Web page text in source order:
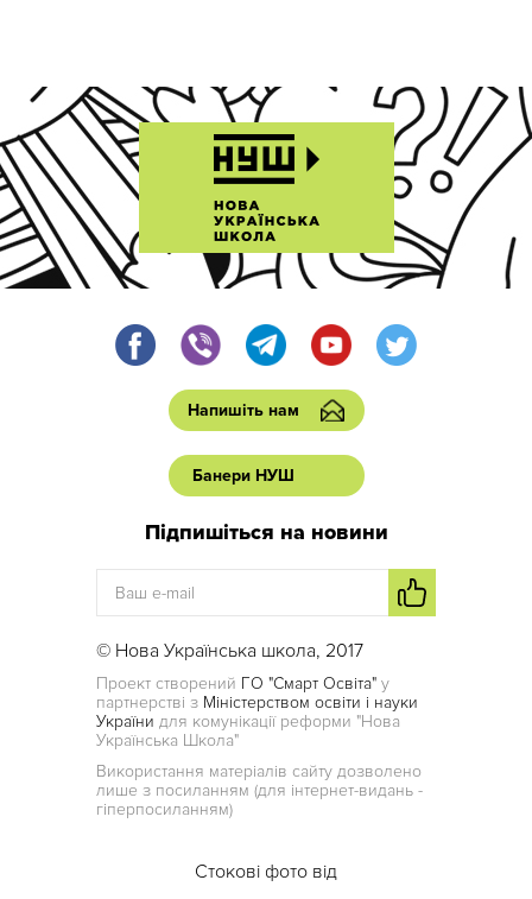
Напишіть нам
Банери НУШ
Підпишіться на новини
© Нова Українська школа, 2017
Проект створений ГО "Смарт Освіта" у
партнерстві з Міністерством освіти і науки
України для комунікації реформи "Нова
Українська Школа"
Використання матеріалів сайту дозволено
лише з посиланням (для інтернет-видань -
гіперпосиланням)
Стокові фото від